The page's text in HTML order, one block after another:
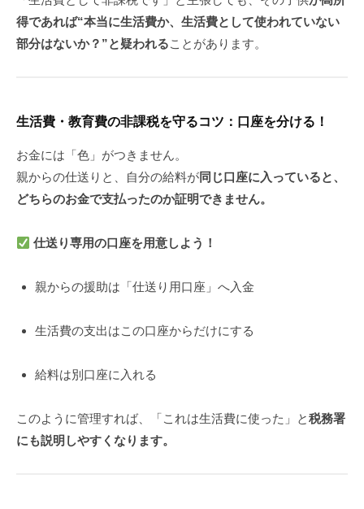
得であれば“本当に生活費か、生活費として使われていない
部分はないか？”と疑われることがあります。
生活費・教育費の非課税を守るコツ：口座を分ける！
お金には「色」がつきません。
親からの仕送りと、自分の給料が同じ口座に入っていると、
どちらのお金で支払ったのか証明できません。
仕送り専用の口座を用意しよう！
親からの援助は「仕送り用口座」へ入金
生活費の支出はこの口座からだけにする
給料は別口座に入れる
このように管理すれば、「これは生活費に使った」と税務署
にも説明しやすくなります。